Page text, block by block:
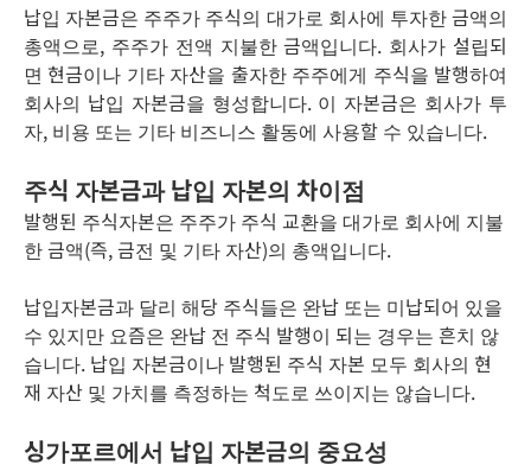
납입 자본금은 주주가 주식의 대가로 회사에 투자한 금액의
총액으로, 주주가 전액 지불한 금액입니다. 회사가 설립되
면 현금이나 기타 자산을 출자한 주주에게 주식을 발행하여
회사의 납입 자본금을 형성합니다. 이 자본금은 회사가 투
자, 비용 또는 기타 비즈니스 활동에 사용할 수 있습니다.
주식 자본금과 납입 자본의 차이점
발행된 주식자본은 주주가 주식 교환을 대가로 회사에 지불
한 금액(즉, 금전 및 기타 자산)의 총액입니다.
납입자본금과 달리 해당 주식들은 완납 또는 미납되어 있을
수 있지만 요즘은 완납 전 주식 발행이 되는 경우는 흔치 않
습니다. 납입 자본금이나 발행된 주식 자본 모두 회사의 현
재 자산 및 가치를 측정하는 척도로 쓰이지는 않습니다.
싱가포르에서 납입 자본금의 중요성